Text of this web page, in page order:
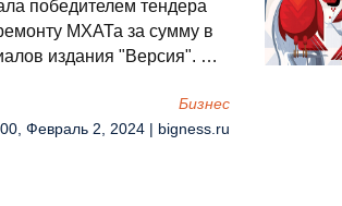
победителем тендера
МХАТа за сумму в
издания "Версия". …
Бизнес
Февраль 2, 2024 | bigness.ru